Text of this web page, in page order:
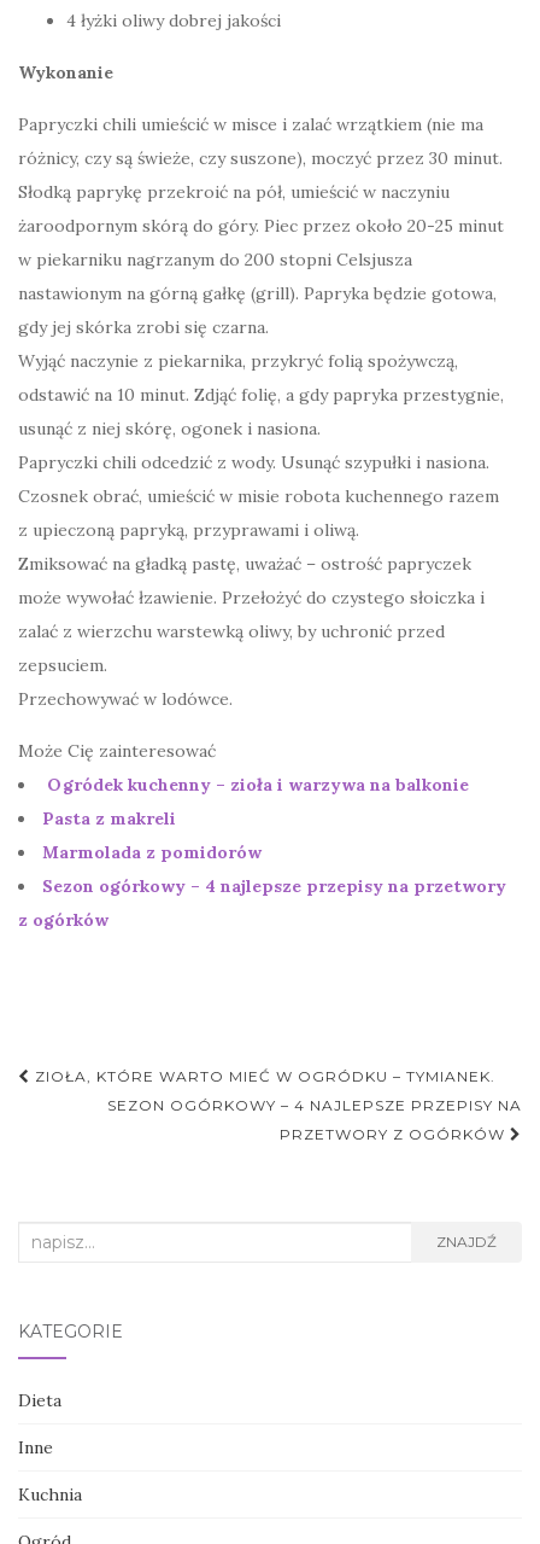
4 łyżki oliwy dobrej jakości
Wykonanie
Papryczki chili umieścić w misce i zalać wrzątkiem (nie ma
różnicy, czy są świeże, czy suszone), moczyć przez 30 minut.
Słodką paprykę przekroić na pół, umieścić w naczyniu
żaroodpornym skórą do góry. Piec przez około 20-25 minut
w piekarniku nagrzanym do 200 stopni Celsjusza
nastawionym na górną gałkę (grill). Papryka będzie gotowa,
gdy jej skórka zrobi się czarna.
Wyjąć naczynie z piekarnika, przykryć folią spożywczą,
odstawić na 10 minut. Zdjąć folię, a gdy papryka przestygnie,
usunąć z niej skórę, ogonek i nasiona.
Papryczki chili odcedzić z wody. Usunąć szypułki i nasiona.
Czosnek obrać, umieścić w misie robota kuchennego razem
z upieczoną papryką, przyprawami i oliwą.
Zmiksować na gładką pastę, uważać – ostrość papryczek
może wywołać łzawienie. Przełożyć do czystego słoiczka i
zalać z wierzchu warstewką oliwy, by uchronić przed
zepsuciem.
Przechowywać w lodówce.
Może Cię zainteresować
Ogródek kuchenny – zioła i warzywa na balkonie
Pasta z makreli
Marmolada z pomidorów
Sezon ogórkowy – 4 najlepsze przepisy na przetwory
z ogórków
Nawigacja
postu
ZIOŁA, KTÓRE WARTO MIEĆ W OGRÓDKU – TYMIANEK.
SEZON OGÓRKOWY – 4 NAJLEPSZE PRZEPISY NA
PRZETWORY Z OGÓRKÓW
Search
ZNAJDŹ
KATEGORIE
Dieta
Inne
Kuchnia